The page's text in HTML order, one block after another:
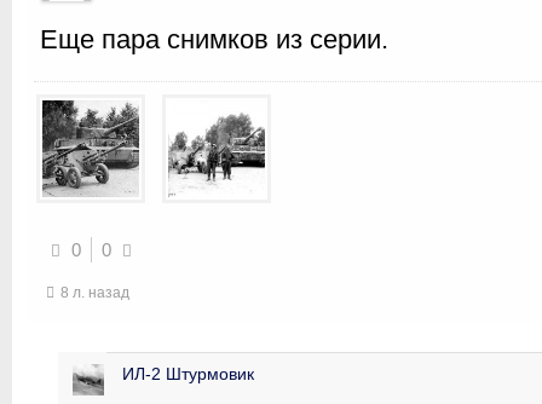
Еще пара снимков из серии.
0 0
8 л. назад
ИЛ-2 Штурмовик